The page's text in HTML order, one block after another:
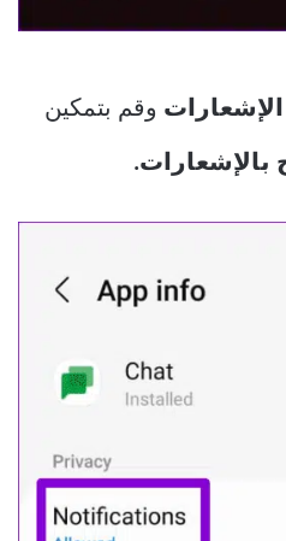
الإشعارات وقم بتمكين
بالإشعارات.